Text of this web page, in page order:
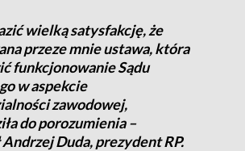
wielką satysfakcję, że
przeze mnie ustawa, która
funkcjonowanie Sądu
w aspekcie
zawodowej,
do porozumienia –
Duda, prezydent RP.